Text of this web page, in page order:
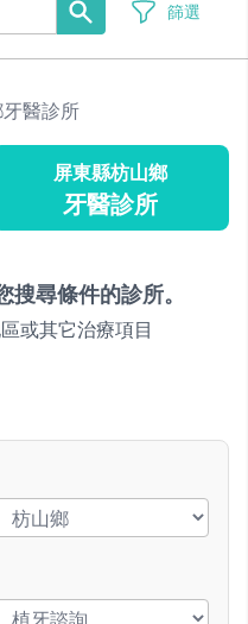
篩選
醫診所
屏東縣枋山鄉
牙醫診所
尋條件的診所。
或其它治療項目